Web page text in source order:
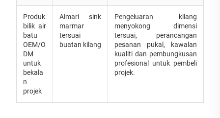
Produk
bilik air
batu
OEM/O
DM
untuk
bekala
n
projek
Almari sink
marmar
tersuai
buatan kilang
Pengeluaran kilang
menyokong dimensi
tersuai, perancangan
pesanan pukal, kawalan
kualiti dan pembungkusan
profesional untuk pembeli
projek.